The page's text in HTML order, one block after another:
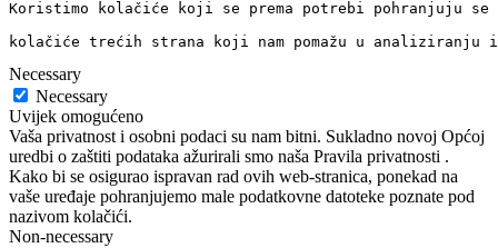
Koristimo kolačiće koji se prema potrebi pohranjuju
kolačiće trećih strana koji nam pomažu u
Necessary
Necessary
Uvijek omogućeno
Vaša privatnost i osobni podaci su nam bitni. Sukladno novoj Općoj
uredbi o zaštiti podataka ažurirali smo naša Pravila privatnosti .
Kako bi se osigurao ispravan rad ovih web-stranica, ponekad na
vaše uređaje pohranjujemo male podatkovne datoteke poznate pod
nazivom kolačići.
Non-necessary